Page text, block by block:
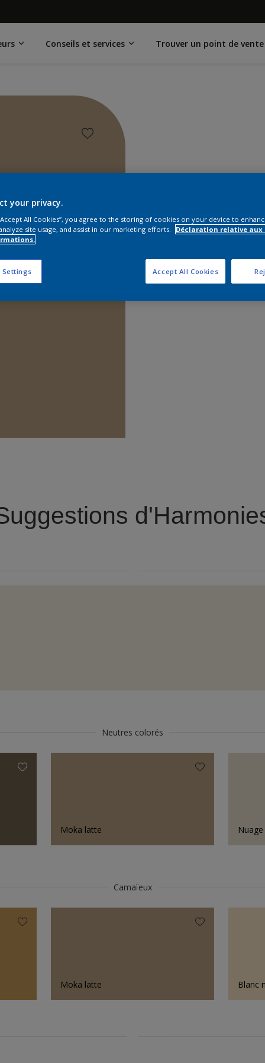
Conseils et services Trouver un point de vente
Trouver
Neutres colorés
Moka latte
Camaïeux
Moka latte Blanc
your privacy.
All Cookies”, you agree to the storing of cookies on your device to
site usage, and assist in our marketing efforts.
Déclaration relative aux
Settings Accept All Cookies